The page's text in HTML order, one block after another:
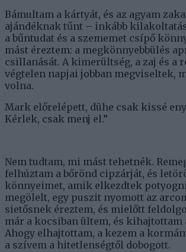
Bámultam a kártyát, és az agyam
ajándéknak tűnt – inkább
a bűntudat és a szememet csípő
mást éreztem: a megkönnyebbülés
csillanását. A kimerültség, a zaj és a
végtelen napjai jobban megviseltek,
volna.
Mark előrelépett, dühe csak kissé
Kérlek, csak menj el.”
Nem tudtam, mi mást tehetnék.
felhúztam a bőrönd cipzárját, és
könnyeimet, amik elkezdtek
megölelt, egy puszit nyomott az
sietősnek éreztem, és mielőtt
már a kocsiban ültem, és
Ahogy elhajtottam, a kezem a
a szívem a hitetlenségtől dobogott.